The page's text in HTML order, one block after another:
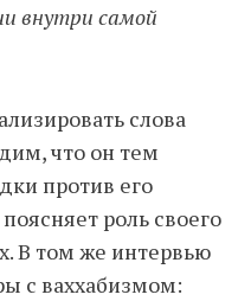
внутри самой
слова
что он тем
против его
роль своего
В том же интервью
с ваххабизмом: